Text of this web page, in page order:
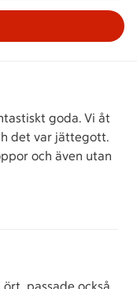
goda. Vi åt
det var jättegott.
och även utan